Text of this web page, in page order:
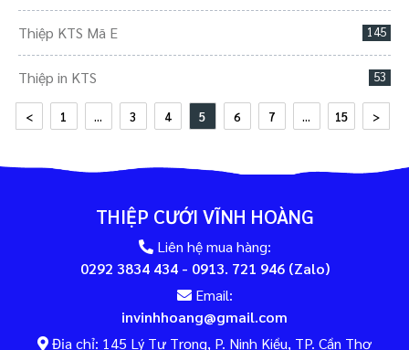
Thiệp KTS Mã E 145
Thiệp in KTS 53
< 1 ... 3 4 5 6 7 ... 15 >
THIỆP CƯỚI VĨNH HOÀNG
Liên hệ mua hàng:
0292 3834 434 - 0913. 721 946 (Zalo)
Email:
invinhhoang@gmail.com
Địa chỉ: 145 Lý Tự Trọng, P. Ninh Kiều, TP. Cần Thơ